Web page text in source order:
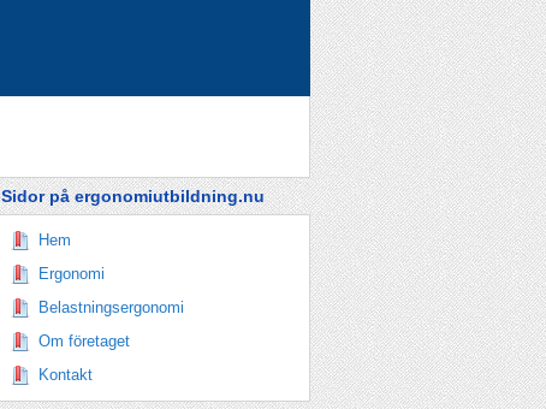
Sidor på ergonomiutbildning.nu
Hem
Ergonomi
Belastningsergonomi
Om företaget
Kontakt